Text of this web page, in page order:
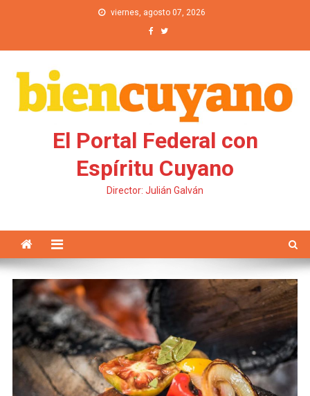
viernes, agosto 07, 2026
El Portal Federal con
Espíritu Cuyano
Director: Julián Galván